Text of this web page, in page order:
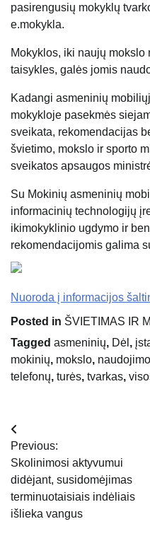
pasirengusių mokyklų
e.mokykla.
Mokyklos, iki naujų
taisykles, galės jomis
Kadangi asmeninių
mokykloje pasekmės
sveikata, rekomendacijas
švietimo, mokslo ir sporto
sveikatos apsaugos
Su Mokinių asmeninių
informacinių technologijų
ikimokyklinio ugdymo ir
rekomendacijomis galima
Nuoroda į informacijos
Posted in ŠVIETIMAS IR
Tagged asmeninių, Dėl ,
mokinių, mokslo, naudojimo
telefonų, turės, tvarkas,
Navigacija
tarp
įrašų
Previous:
Skolinimosi aktyvumui
didėjant, susidomėjimas
terminuotaisiais indėliais
išlieka vangus